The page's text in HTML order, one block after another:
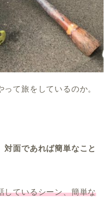
て旅をしているのか。
対面であれば簡単なこと
しているシーン、簡単な